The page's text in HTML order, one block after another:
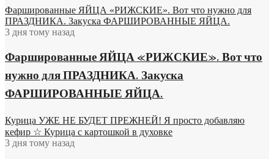
Фаршированные ЯЙЦА «РИЖСКИЕ». Вот что нужно для
ПРАЗДНИКА. Закуска ФАРШИРОВАННЫЕ ЯЙЦА.
3 дня тому назад
Фаршированные ЯЙЦА «РИЖСКИЕ». Вот что
нужно для ПРАЗДНИКА. Закуска
ФАРШИРОВАННЫЕ ЯЙЦА.
Курица УЖЕ НЕ БУДЕТ ПРЕЖНЕЙ! Я просто добавляю
кефир ☆ Курица с картошкой в духовке
3 дня тому назад